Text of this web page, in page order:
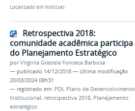
Localizado em Notícias
Retrospectiva 2018:
comunidade acadêmica participa
do Planejamento Estratégico
porVirgínia Graziela Fonseca Barbosa
— publicado 14/12/2018 — última modificação
20/03/2024 08h31
— registrado em: PDI, Plano de Desenvolvimento
Institucional, retrospectiva 2018, Planejamento
estratégico